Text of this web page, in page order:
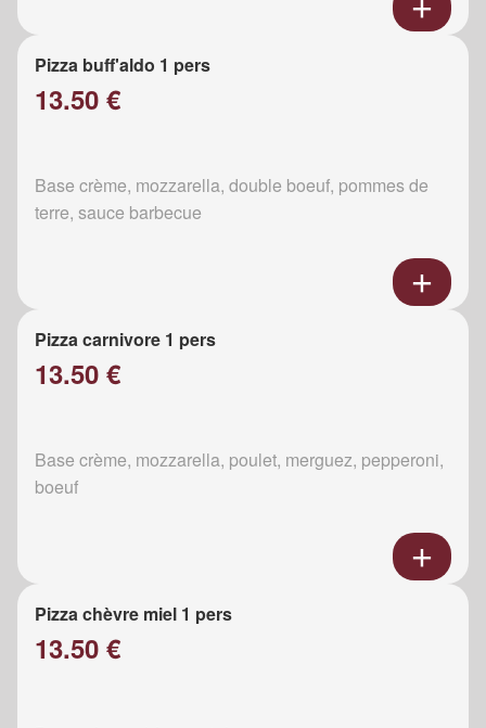
Pizza buff'aldo 1 pers
13.50 €
Base crème, mozzarella, double boeuf, pommes de
terre, sauce barbecue
Pizza carnivore 1 pers
13.50 €
Base crème, mozzarella, poulet, merguez, pepperoni,
boeuf
Pizza chèvre miel 1 pers
13.50 €